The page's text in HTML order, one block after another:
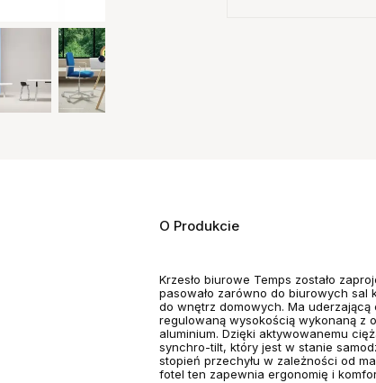
O Produkcie
Krzesło biurowe Temps zostało
pasowało zarówno do biurowych sal
do wnętrz domowych. Ma
regulowaną wysokością wykonaną z
aluminium. Dzięki aktywowanemu
synchro-tilt, który jest w stanie
stopień przechyłu w zależności od
fotel ten zapewnia ergonomię i